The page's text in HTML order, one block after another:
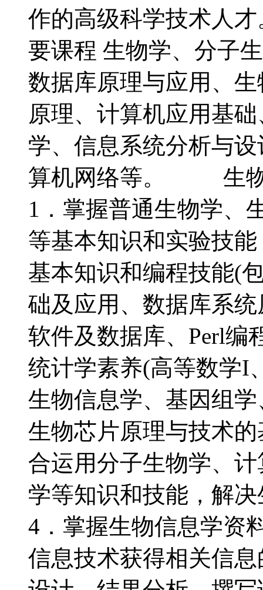
作的高级科学技术人
要课程 生物学、分子
数据库原理与应用、
原理、计算机应用基
学、信息系统分析与
算机网络等。 生物
1．掌握普通生物学、
等基本知识和实验技
基本知识和编程技能(
础及应用、数据库系
软件及数据库、Perl编
统计学素养(高等数学I
生物信息学、基因组
生物芯片原理与技术
合运用分子生物学、
学等知识和技能，解
4．掌握生物信息学资
信息技术获得相关信